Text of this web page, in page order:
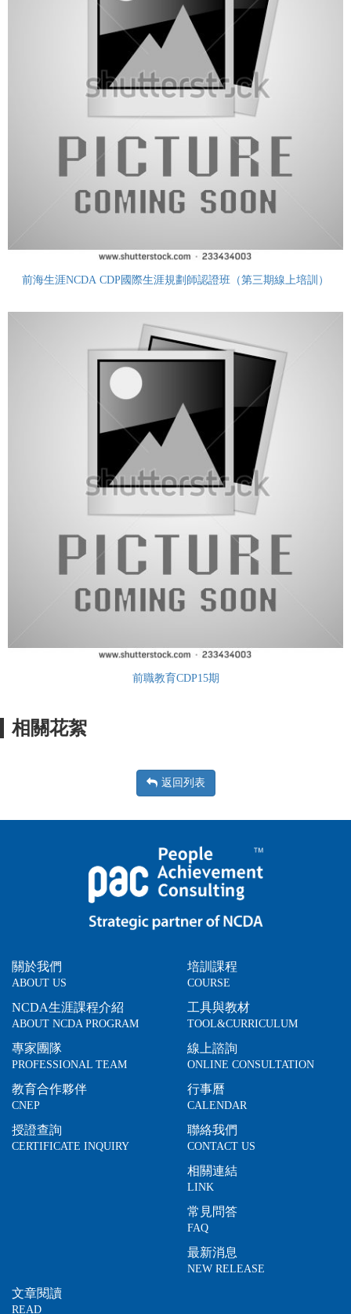
前海生涯NCDA CDP國際生涯規劃師認證班（第三期線上培訓）
前職教育CDP15期
相關花絮
返回列表
關於我們
ABOUT US
NCDA生涯課程介紹
ABOUT NCDA PROGRAM
專家團隊
PROFESSIONAL TEAM
教育合作夥伴
CNEP
授證查詢
CERTIFICATE INQUIRY
培訓課程
COURSE
工具與教材
TOOL&CURRICULUM
線上諮詢
ONLINE CONSULTATION
行事曆
CALENDAR
聯絡我們
CONTACT US
相關連結
LINK
常見問答
FAQ
最新消息
NEW RELEASE
文章閱讀
READ